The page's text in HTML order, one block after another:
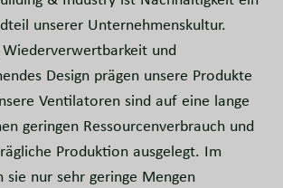
unserer Unternehmenskultur.
Wiederverwertbarkeit und
Design prägen unsere Produkte
Ventilatoren sind auf eine lange
geringen Ressourcenverbrauch und
Produktion ausgelegt. Im
sie nur sehr geringe Mengen